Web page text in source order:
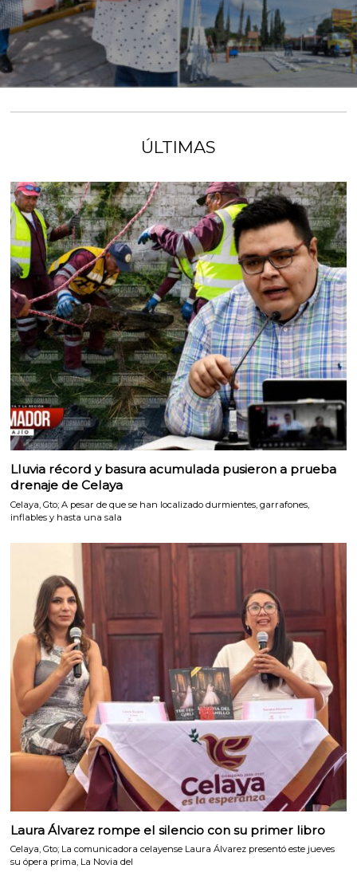
ÚLTIMAS
Lluvia récord y basura acumulada pusieron a prueba
drenaje de Celaya
Celaya, Gto; A pesar de que se han localizado durmientes, garrafones,
inflables y hasta una sala
Laura Álvarez rompe el silencio con su primer libro
Celaya, Gto; La comunicadora celayense Laura Álvarez presentó este jueves
su ópera prima, La Novia del